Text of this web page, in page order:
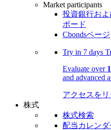
Market participants
投資銀行お
ボード
Cbondsページ
Try in 7 days
Evaluate over
and advanced
アクセスをリ
株式
株式検索
配当カレンダ